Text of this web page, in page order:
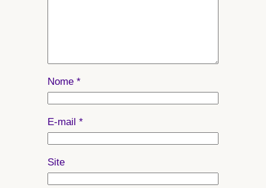
Nome *
E-mail *
Site